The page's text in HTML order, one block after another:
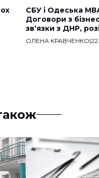
СБУ і Одеська
Договори з
звʼязки з ДНР,
ОЛЕНА КРАВЧЕНКО|